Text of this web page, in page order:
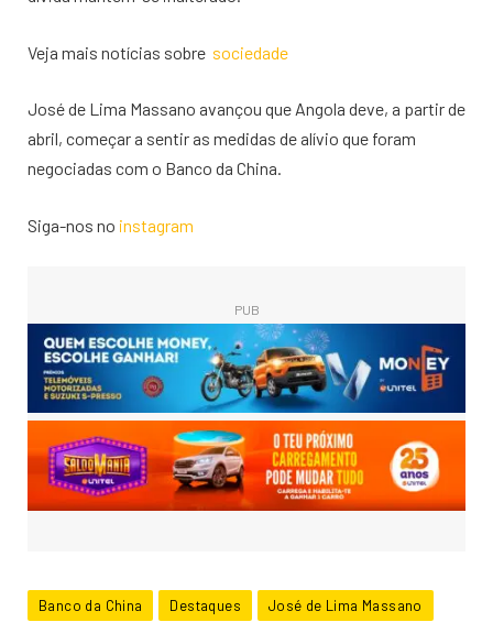
Veja mais notícias sobre sociedade
José de Lima Massano avançou que Angola deve, a partir de
abril, começar a sentir as medidas de alívio que foram
negociadas com o Banco da China.
Siga-nos no instagram
PUB
Banco da China Destaques José de Lima Massano